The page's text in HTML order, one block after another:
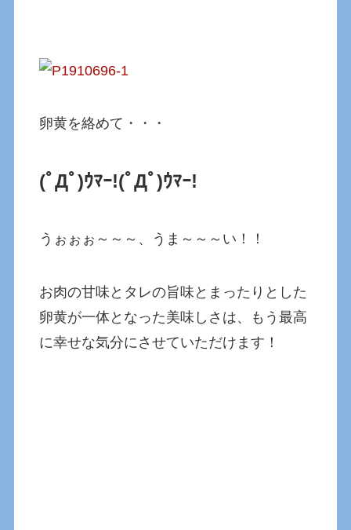
卵黄を絡めて・・・
(ﾟДﾟ)ｳﾏｰ!(ﾟДﾟ)ｳﾏｰ!
うぉぉぉ～～～、うま～～～い！！
お肉の甘味とタレの旨味とまったりとした
卵黄が一体となった美味しさは、もう最高
に幸せな気分にさせていただけます！